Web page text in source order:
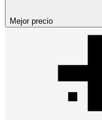
Mejor precio